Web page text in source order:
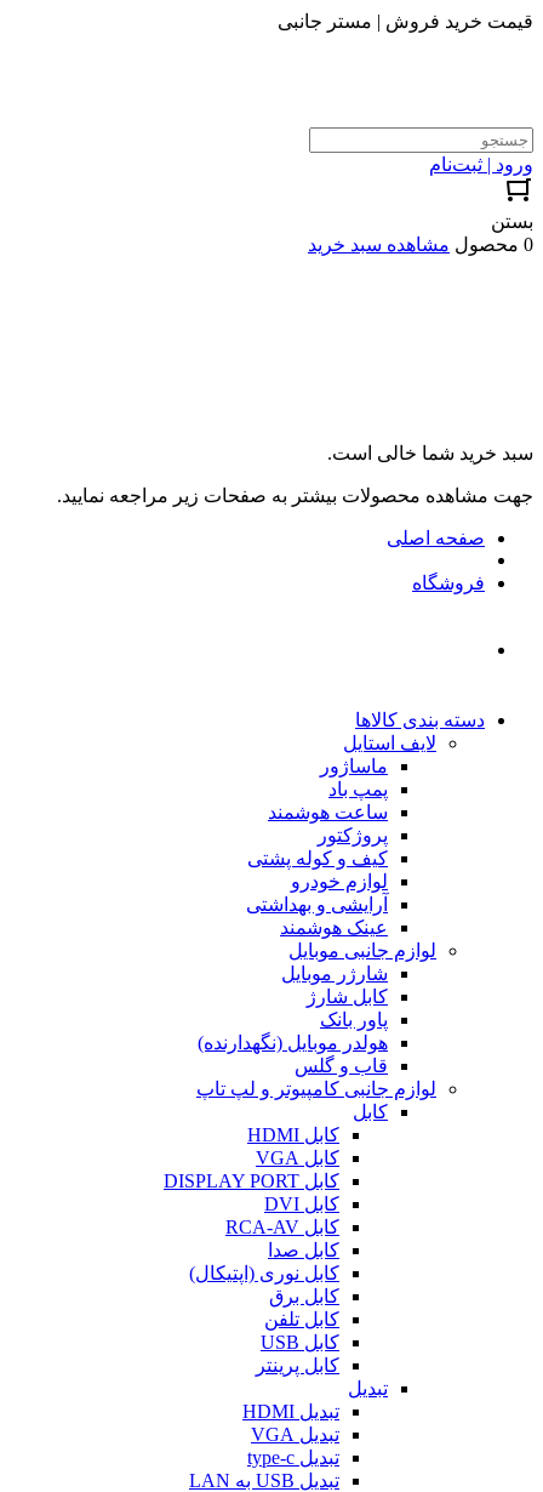
قیمت خرید فروش | مستر جانبی
ورود | ثبت‌نام
بستن
0 محصول
مشاهده سبد خرید
سبد خرید شما خالی است.
جهت مشاهده محصولات بیشتر به صفحات زیر مراجعه نمایید.
صفحه اصلی
فروشگاه
دسته بندی کالاها
لایف استایل
ماساژور
پمپ باد
ساعت هوشمند
پروژکتور
کیف و کوله پشتی
لوازم خودرو
آرایشی و بهداشتی
عینک هوشمند
لوازم جانبی موبایل
شارژر موبایل
کابل شارژ
پاور بانک
هولدر موبایل (نگهدارنده)
قاب و گلس
لوازم جانبی کامپیوتر و لپ تاپ
کابل
کابل HDMI
کابل VGA
کابل DISPLAY PORT
کابل DVI
کابل RCA-AV
کابل صدا
کابل نوری (اپتیکال)
کابل برق
کابل تلفن
کابل USB
کابل پرینتر
تبدیل
تبدیل HDMI
تبدیل VGA
تبدیل type-c
تبدیل USB به LAN